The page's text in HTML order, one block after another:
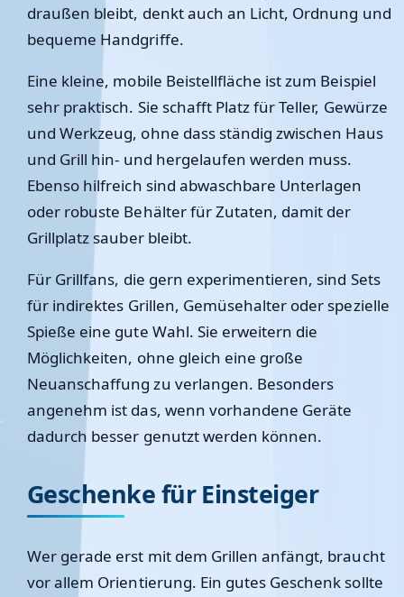
draußen bleibt, denkt auch an Licht, Ordnung und
bequeme Handgriffe.
Eine kleine, mobile Beistellfläche ist zum Beispiel
sehr praktisch. Sie schafft Platz für Teller, Gewürze
und Werkzeug, ohne dass ständig zwischen Haus
und Grill hin- und hergelaufen werden muss.
Ebenso hilfreich sind abwaschbare Unterlagen
oder robuste Behälter für Zutaten, damit der
Grillplatz sauber bleibt.
Für Grillfans, die gern experimentieren, sind Sets
für indirektes Grillen, Gemüsehalter oder spezielle
Spieße eine gute Wahl. Sie erweitern die
Möglichkeiten, ohne gleich eine große
Neuanschaffung zu verlangen. Besonders
angenehm ist das, wenn vorhandene Geräte
dadurch besser genutzt werden können.
Geschenke für Einsteiger
Wer gerade erst mit dem Grillen anfängt, braucht
vor allem Orientierung. Ein gutes Geschenk sollte